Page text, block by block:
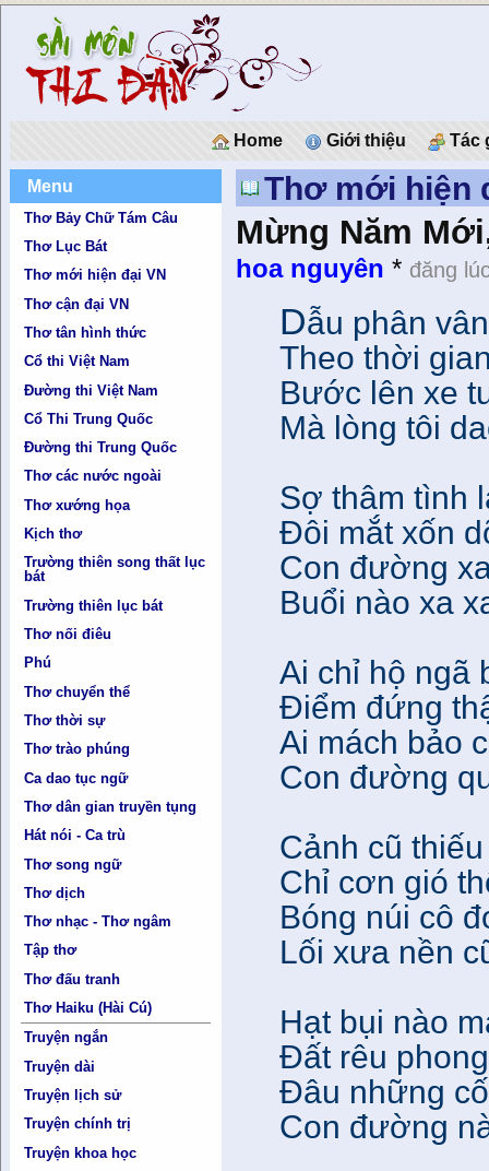
Home Giới thiệu Tác
Menu
Thơ Bảy Chữ Tám Câu
Thơ Lục Bát
Thơ mới hiện đại VN
Thơ cận đại VN
Thơ tân hình thức
Cổ thi Việt Nam
Đường thi Việt Nam
Cổ Thi Trung Quốc
Đường thi Trung Quốc
Thơ các nước ngoài
Thơ xướng họa
Kịch thơ
Trường thiên song thất lục
bát
Trường thiên lục bát
Thơ nối điêu
Phú
Thơ chuyển thể
Thơ thời sự
Thơ trào phúng
Ca dao tục ngữ
Thơ dân gian truyền tụng
Hát nói - Ca trù
Thơ song ngữ
Thơ dịch
Thơ nhạc - Thơ ngâm
Tập thơ
Thơ đấu tranh
Thơ Haiku (Hài Cú)
Truyện ngắn
Truyện dài
Truyện lịch sử
Truyện chính trị
Truyện khoa học
Thơ mới hiện
Mừng Năm
hoa nguyên * đăng
Dẫu phân
Theo thời
Bước lên xe
Mà lòng tôi
Sợ thâm tình
Đôi mắt xốn
Con đường
Buổi nào xa
Ai chỉ hộ ngã
Điểm đứng
Ai mách bảo
Con đường
Cảnh cũ
Chỉ cơn gió
Bóng núi cô
Lối xưa nền
Hạt bụi nào
Đất rêu
Đâu những
Con đường